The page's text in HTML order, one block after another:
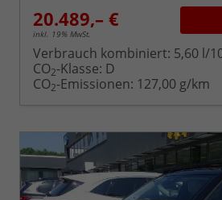
20.489,– €
inkl. 19% MwSt.
Verbrauch kombiniert: 5,60 l/
CO2-Klasse: D
CO2-Emissionen: 127,00 g/km